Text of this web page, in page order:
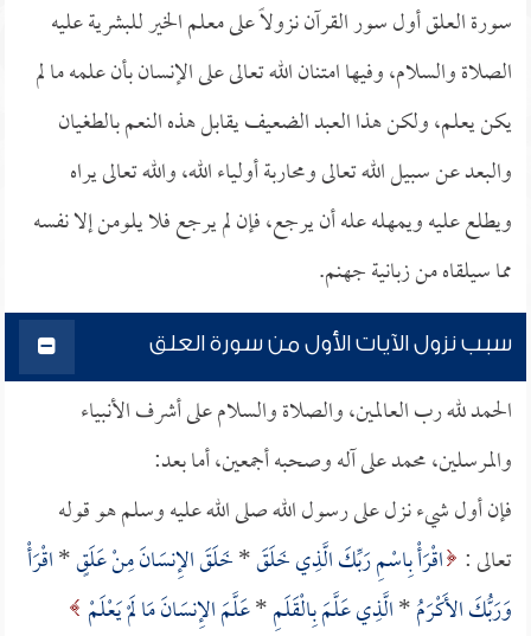
سورة العلق أول سور القرآن نزولاً على معلم الخير للبشرية عليه
الصلاة والسلام، وفيها امتنان الله تعالى على الإنسان بأن علمه ما لم
يكن يعلم، ولكن هذا العبد الضعيف يقابل هذه النعم بالطغيان
والبعد عن سبيل الله تعالى ومحاربة أولياء الله، والله تعالى يراه
ويطلع عليه ويمهله عله أن يرجع، فإن لم يرجع فلا يلومن إلا نفسه
مما سيلقاه من زبانية جهنم.
سبب نزول الآيات الأول من سورة العلق
الحمد لله رب العالمين، والصلاة والسلام على أشرف الأنبياء
والمرسلين، محمد على آله وصحبه أجمعين، أما بعد:
فإن أول شيء نزل على رسول الله صلى الله عليه وسلم هو قوله
تعالى : اقْرَأْ بِاسْمِ رَبِّكَ الَّذِي خَلَقَ*خَلَقَ الإِنسَانَ مِنْ عَلَقٍ*اقْرَأْ
وَرَبُّكَ الأَكْرَمُ*الَّذِي عَلَّمَ بِالْقَلَمِ*عَلَّمَ الإِنسَانَ مَا لَمْ يَعْلَمْ